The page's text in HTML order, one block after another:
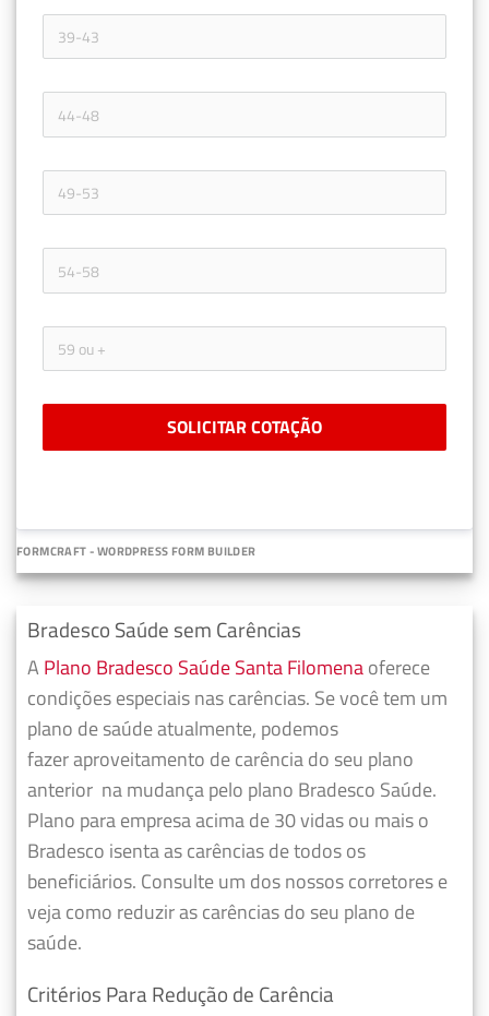
SOLICITAR COTAÇÃO
FORMCRAFT - WORDPRESS FORM BUILDER
Bradesco Saúde sem Carências
A Plano Bradesco Saúde Santa Filomenaoferece
condições especiais nas carências. Se você tem um
plano de saúde atualmente, podemos
fazeraproveitamento de carência do seu plano
anterior na mudança pelo plano Bradesco Saúde.
Plano para empresa acima de 30 vidas ou mais o
Bradesco isenta as carências de todos os
beneficiários. Consulte um dos nossos corretores e
veja como reduzir as carências do seu plano de
saúde.
Critérios Para Redução de Carência